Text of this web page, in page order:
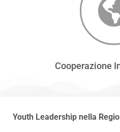
Cooperazione
Youth Leadership nella